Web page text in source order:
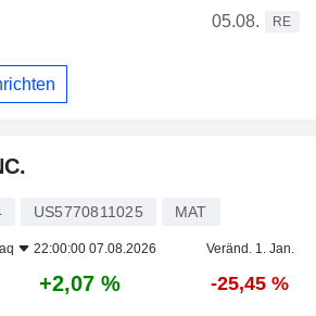
05.08.
RE
US5770811025 MAT
22:00:00 07.08.2026 Veränd. 1. Jan.
+2,07 % -25,45 %